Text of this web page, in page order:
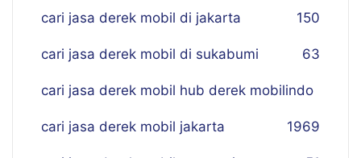
cari jasa derek mobil di jakarta 150
cari jasa derek mobil di sukabumi 63
cari jasa derek mobil hub derek mobilindo
69
cari jasa derek mobil jakarta 19